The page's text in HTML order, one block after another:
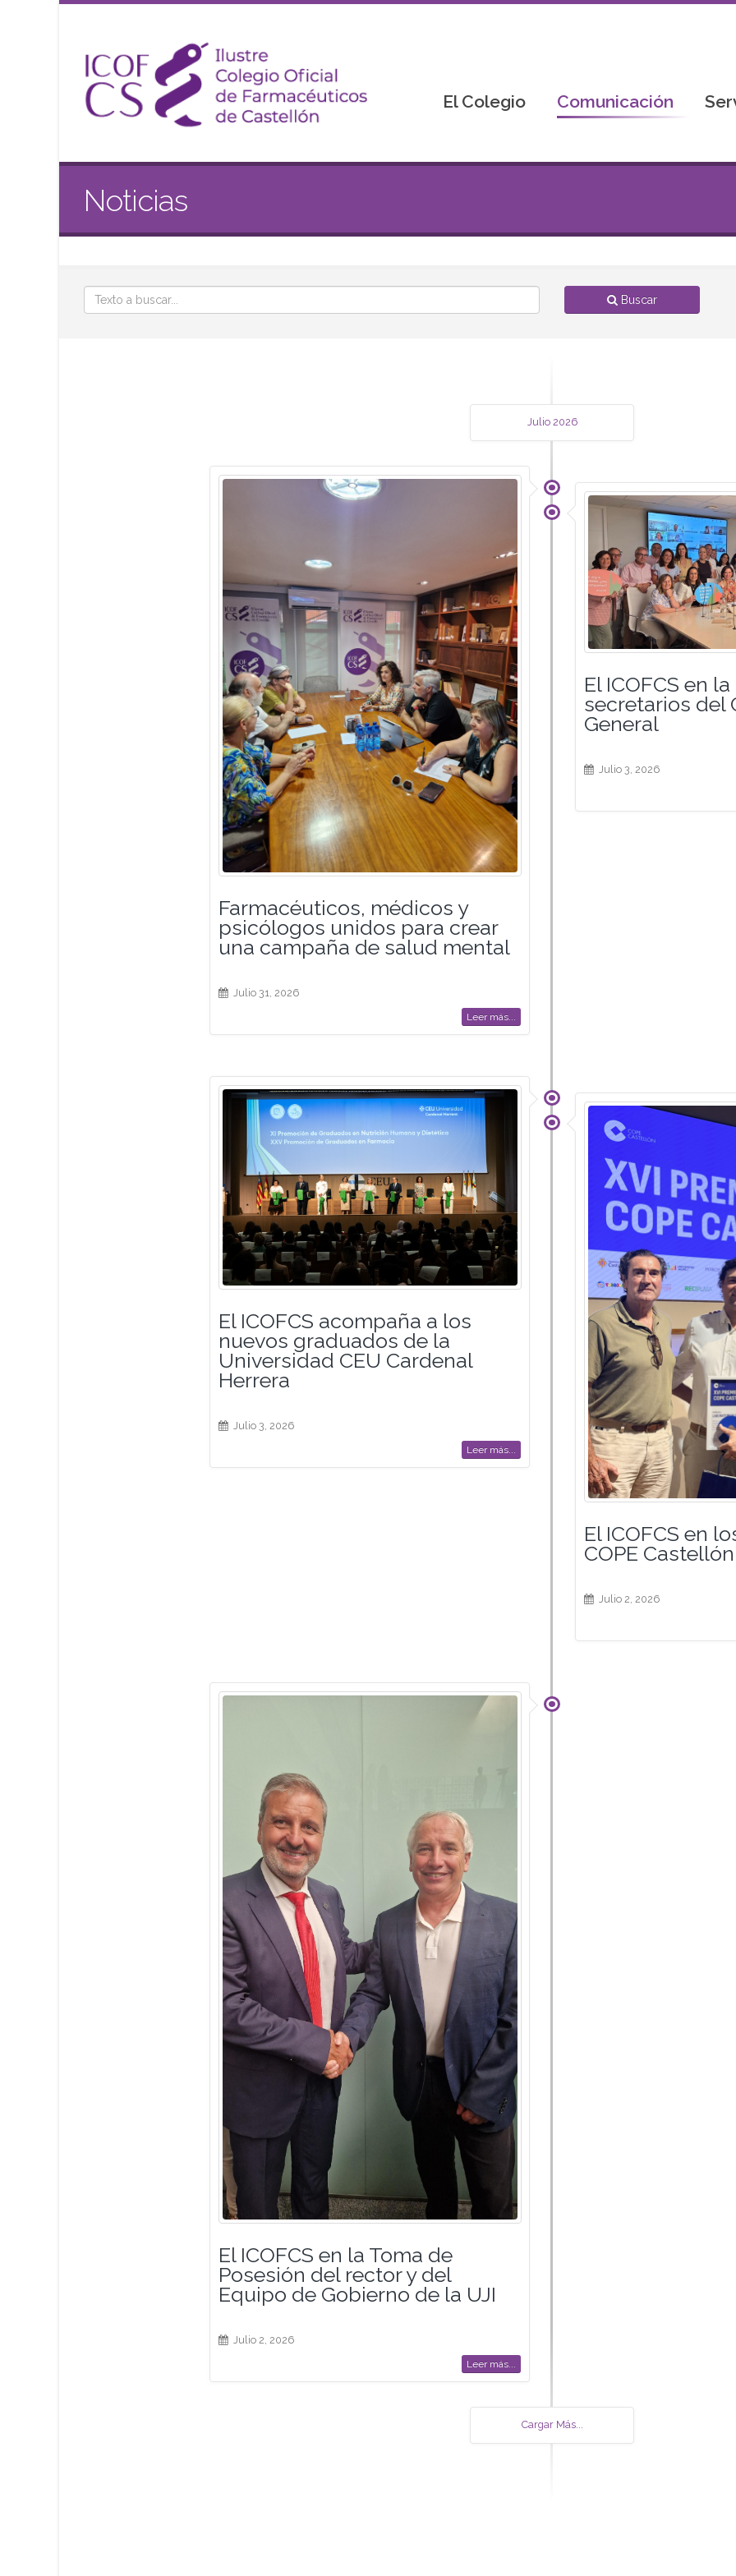
El Colegio Comunicación
Noticias
Buscar
Julio 2026
Farmacéuticos, médicos y
psicólogos unidos para crear
una campaña de salud mental
Julio 31, 2026
Leer más...
El ICOFCS en
secretarios del
General
Julio 3, 2026
El ICOFCS acompaña a los
nuevos graduados de la
Universidad CEU Cardenal
Herrera
Julio 3, 2026
Leer más...
El ICOFCS en
COPE Castellón
Julio 2, 2026
El ICOFCS en la Toma de
Posesión del rector y del
Equipo de Gobierno de la UJI
Julio 2, 2026
Leer más...
Cargar Más...